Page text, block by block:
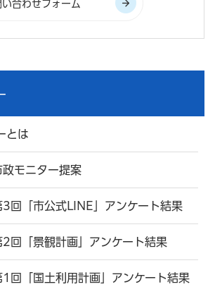
とは
モニター提案
回「市公式LINE」アンケート結果
回「景観計画」アンケート結果
回「国土利用計画」アンケート結果